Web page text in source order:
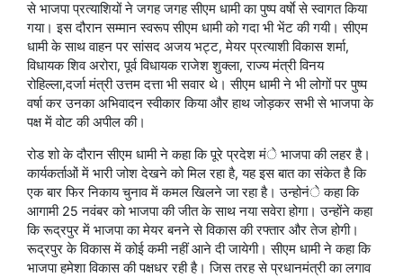
से भाजपा प्रत्याशियों ने जगह जगह सीएम धामी का पुष्प वर्षाे से स्वागत किया
गया। इस दौरान सम्मान स्वरूप सीएम धामी को गदा भी भेंट की गयी। सीएम
धामी के साथ वाहन पर सांसद अजय भट्ट, मेयर प्रत्याशी विकास शर्मा,
विधायक शिव अरोरा, पूर्व विधायक राजेश शुक्ला, राज्य मंत्री विनय
रोहिल्ला,दर्जा मंत्री उत्तम दत्ता भी सवार थे। सीएम धामी ने भी लोगों पर पुष्प
वर्षा कर उनका अभिवादन स्वीकार किया और हाथ जोड़कर सभी से भाजपा के
पक्ष में वोट की अपील की।
रोड शो के दौरान सीएम धामी ने कहा कि पूरे प्रदेश मंे भाजपा की लहर है।
कार्यकर्ताओं में भारी जोश देखने को मिल रहा है, यह इस बात का संकेत है कि
एक बार फिर निकाय चुनाव में कमल खिलने जा रहा है। उन्होनंे कहा कि
आगामी 25 नवंबर को भाजपा की जीत के साथ नया सवेरा होगा। उन्होंने कहा
कि रूद्रपुर में भाजपा का मेयर बनने से विकास की रफ्तार और तेज होगी।
रूद्रपुर के विकास में कोई कमी नहीं आने दी जायेगी। सीएम धामी ने कहा कि
भाजपा हमेशा विकास की पक्षधर रही है। जिस तरह से प्रधानमंत्री का लगाव